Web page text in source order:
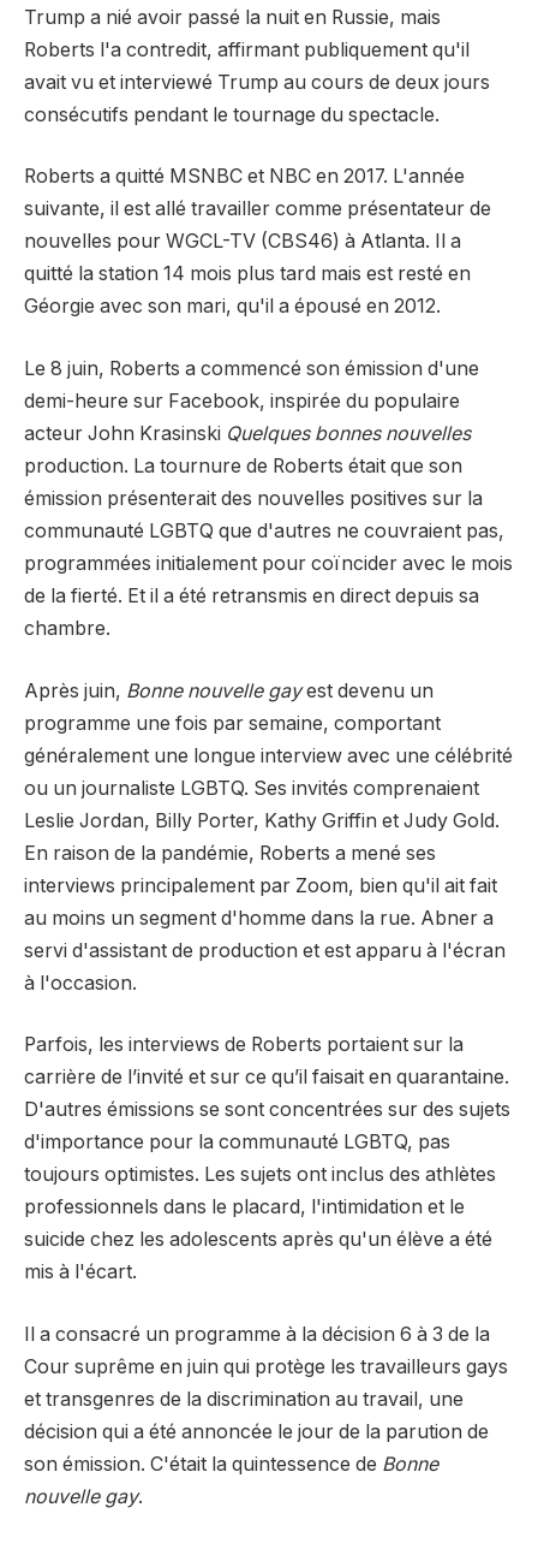
Trump a nié avoir passé la nuit en Russie, mais
Roberts l'a contredit, affirmant publiquement qu'il
avait vu et interviewé Trump au cours de deux jours
consécutifs pendant le tournage du spectacle.
Roberts a quitté MSNBC et NBC en 2017. L'année
suivante, il est allé travailler comme présentateur de
nouvelles pour WGCL-TV (CBS46) à Atlanta. Il a
quitté la station 14 mois plus tard mais est resté en
Géorgie avec son mari, qu'il a épousé en 2012.
Le 8 juin, Roberts a commencé son émission d'une
demi-heure sur Facebook, inspirée du populaire
acteur John Krasinski Quelques bonnes nouvelles
production. La tournure de Roberts était que son
émission présenterait des nouvelles positives sur la
communauté LGBTQ que d'autres ne couvraient pas,
programmées initialement pour coïncider avec le mois
de la fierté. Et il a été retransmis en direct depuis sa
chambre.
Après juin, Bonne nouvelle gayest devenu un
programme une fois par semaine, comportant
généralement une longue interview avec une célébrité
ou un journaliste LGBTQ. Ses invités comprenaient
Leslie Jordan, Billy Porter, Kathy Griffin et Judy Gold.
En raison de la pandémie, Roberts a mené ses
interviews principalement par Zoom, bien qu'il ait fait
au moins un segment d'homme dans la rue. Abner a
servi d'assistant de production et est apparu à l'écran
à l'occasion.
Parfois, les interviews de Roberts portaient sur la
carrière de l’invité et sur ce qu’il faisait en quarantaine.
D'autres émissions se sont concentrées sur des sujets
d'importance pour la communauté LGBTQ, pas
toujours optimistes. Les sujets ont inclus des athlètes
professionnels dans le placard, l'intimidation et le
suicide chez les adolescents après qu'un élève a été
mis à l'écart.
Il a consacré un programme à la décision 6 à 3 de la
Cour suprême en juin qui protège les travailleurs gays
et transgenres de la discrimination au travail, une
décision qui a été annoncée le jour de la parution de
son émission. C'était la quintessence de Bonne
nouvelle gay.